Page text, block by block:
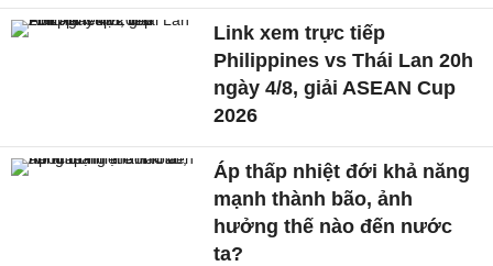
Link xem trực tiếp
Philippines vs Thái Lan 20h
ngày 4/8, giải ASEAN Cup
2026
Áp thấp nhiệt đới khả năng
mạnh thành bão, ảnh
hưởng thế nào đến nước
ta?